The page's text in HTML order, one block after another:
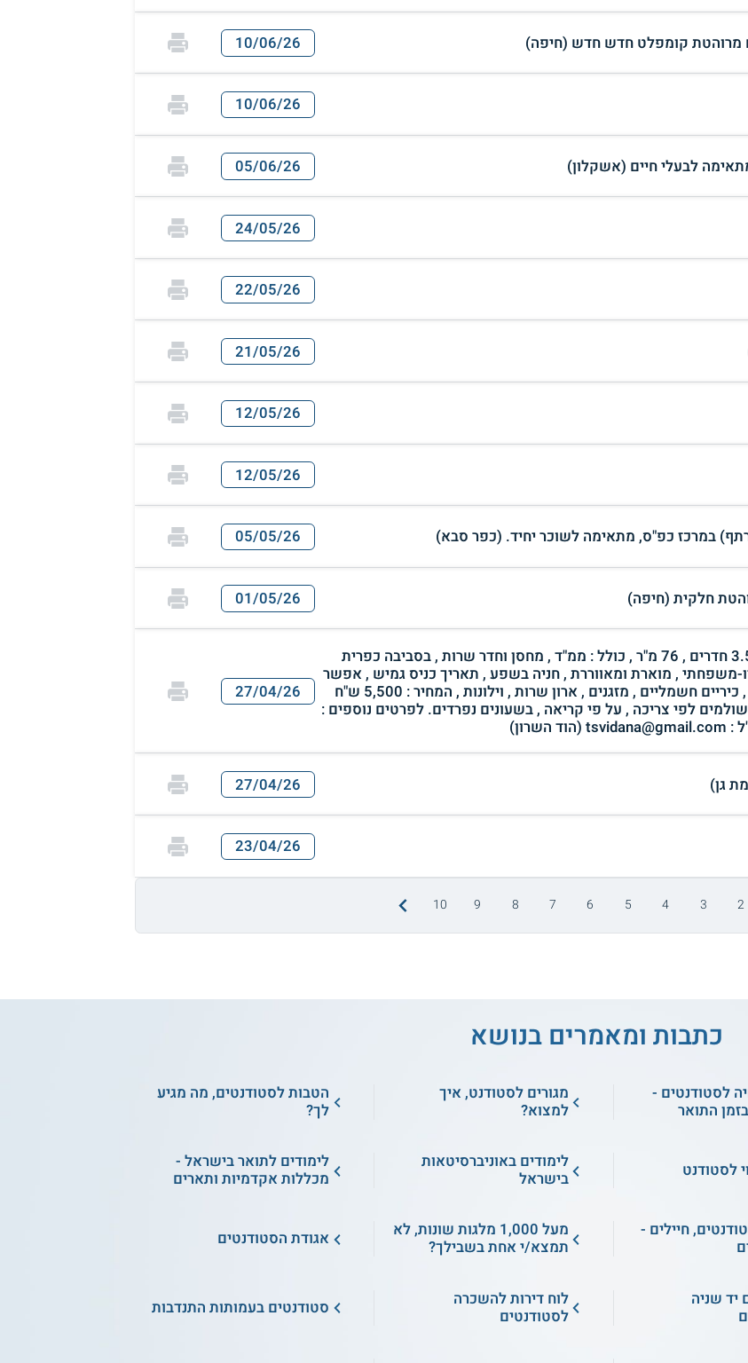
מרוהטת קומפלט חדש חדש (חיפה) 10/06/26
10/06/26
05/06/26
24/05/26
22/05/26
21/05/26
12/05/26
12/05/26
במרכז כפ"ס, מתאימה לשוכר יחיד. (כפר סבא) 05/05/26
חלקית (חיפה) 01/05/26
להשכרה , לטווח ארוך , ללא תיווך , יחידת דיור , 3.5 חדרים , 76 מ"ר , כולל : ממ"ד , מחסן וחדר שרות , בסביבה כפרית
, מוארת ומאווררת , חניה בשפע , תאריך כניס גמיש , אפשר
בעלי חיים קטנים ושקטים , כולל : תנור בילט-אין , כיריים חשמליים , מזגנים , ארון שרות , וילונות , המחיר : 5,500 ש"ח
לפי צריכה , על פי קריאה , בשעונים נפרדים. לפרטים נוספים :
27/04/26
27/04/26
23/04/26
2
3
4
5
6
7
8
9
10
כתבות ומאמרים בנושא
לסטודנטים -
התואר
מגורים לסטודנט, איך
למצוא?
הטבות לסטודנטים, מה מגיע
לך?
לסטודנט
לימודים באוניברסיטאות
בישראל
לימודים לתואר בישראל -
מכללות אקדמיות ותארים
חיילים -
מעל 1,000 מלגות שונות, לא
תמצא/י אחת בשבילך?
אגודת הסטודנטים
יד שניה
לוח דירות להשכרה
לסטודנטים
סטודנטים בעמותות התנדבות